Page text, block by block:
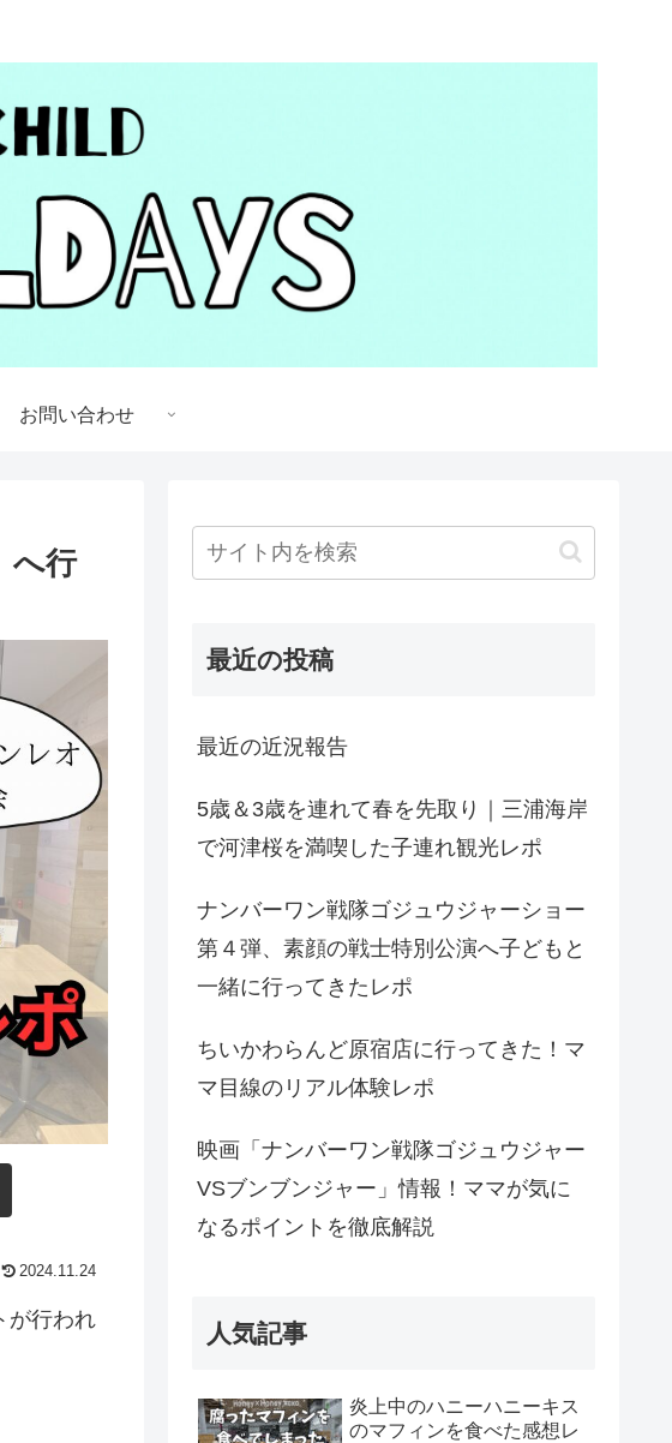
お問い合わせ
へ行
2024.11.24
が行われ
最近の投稿
最近の近況報告
5歳＆3歳を連れて春を先取り｜三浦海岸
で河津桜を満喫した子連れ観光レポ
ナンバーワン戦隊ゴジュウジャーショー
第４弾、素顔の戦士特別公演へ子どもと
一緒に行ってきたレポ
ちいかわらんど原宿店に行ってきた！マ
マ目線のリアル体験レポ
映画「ナンバーワン戦隊ゴジュウジャー
VSブンブンジャー」情報！ママが気に
なるポイントを徹底解説
人気記事
炎上中のハニーハニーキス
のマフィンを食べた感想レ